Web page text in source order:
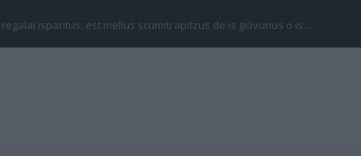
regalai ispantus: est mellus scumiti apitzus de is giòvunus o is…